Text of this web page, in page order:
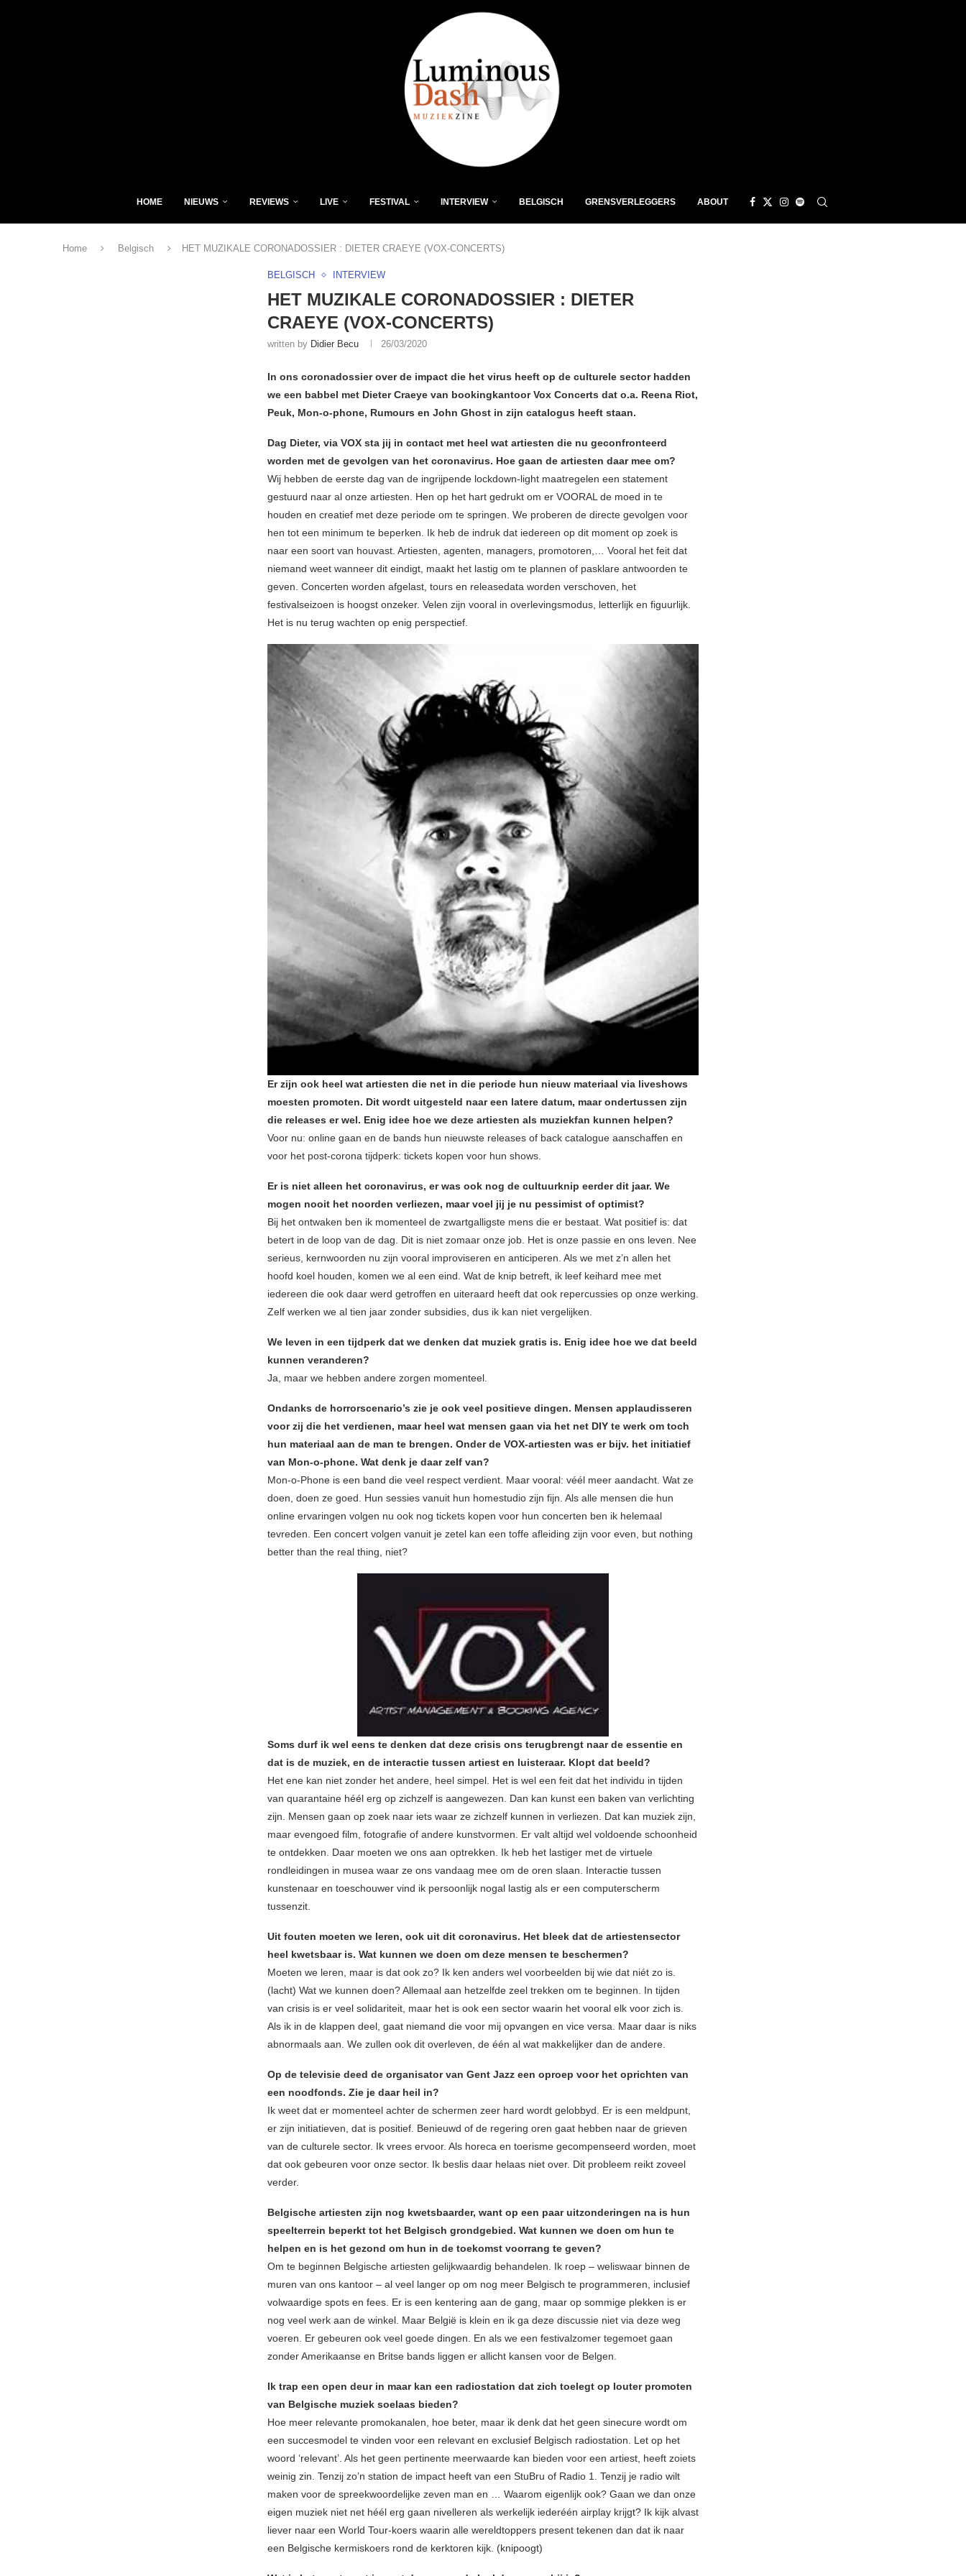
HOME NIEUWS REVIEWS LIVE FESTIVAL INTERVIEW BELGISCH GRENSVERLEGGERS ABOUT
Home Belgisch HET MUZIKALE CORONADOSSIER : DIETER CRAEYE (VOX-CONCERTS)
BELGISCH INTERVIEW
HET MUZIKALE CORONADOSSIER : DIETER
CRAEYE (VOX-CONCERTS)
written by Didier Becu 26/03/2020
In ons coronadossier over de impact die het virus heeft op de culturele sector hadden
we een babbel met Dieter Craeye van bookingkantoor Vox Concerts dat o.a. Reena Riot,
Peuk, Mon-o-phone, Rumours en John Ghost in zijn catalogus heeft staan.
Dag Dieter, via VOX sta jij in contact met heel wat artiesten die nu geconfronteerd
worden met de gevolgen van het coronavirus. Hoe gaan de artiesten daar mee om?
Wij hebben de eerste dag van de ingrijpende lockdown-light maatregelen een statement
gestuurd naar al onze artiesten. Hen op het hart gedrukt om er VOORAL de moed in te
houden en creatief met deze periode om te springen. We proberen de directe gevolgen voor
hen tot een minimum te beperken. Ik heb de indruk dat iedereen op dit moment op zoek is
naar een soort van houvast. Artiesten, agenten, managers, promotoren,… Vooral het feit dat
niemand weet wanneer dit eindigt, maakt het lastig om te plannen of pasklare antwoorden te
geven. Concerten worden afgelast, tours en releasedata worden verschoven, het
festivalseizoen is hoogst onzeker. Velen zijn vooral in overlevingsmodus, letterlijk en figuurlijk.
Het is nu terug wachten op enig perspectief.
Er zijn ook heel wat artiesten die net in die periode hun nieuw materiaal via liveshows
moesten promoten. Dit wordt uitgesteld naar een latere datum, maar ondertussen zijn
die releases er wel. Enig idee hoe we deze artiesten als muziekfan kunnen helpen?
Voor nu: online gaan en de bands hun nieuwste releases of back catalogue aanschaffen en
voor het post-corona tijdperk: tickets kopen voor hun shows.
Er is niet alleen het coronavirus, er was ook nog de cultuurknip eerder dit jaar. We
mogen nooit het noorden verliezen, maar voel jij je nu pessimist of optimist?
Bij het ontwaken ben ik momenteel de zwartgalligste mens die er bestaat. Wat positief is: dat
betert in de loop van de dag. Dit is niet zomaar onze job. Het is onze passie en ons leven. Nee
serieus, kernwoorden nu zijn vooral improviseren en anticiperen. Als we met z’n allen het
hoofd koel houden, komen we al een eind. Wat de knip betreft, ik leef keihard mee met
iedereen die ook daar werd getroffen en uiteraard heeft dat ook repercussies op onze werking.
Zelf werken we al tien jaar zonder subsidies, dus ik kan niet vergelijken.
We leven in een tijdperk dat we denken dat muziek gratis is. Enig idee hoe we dat beeld
kunnen veranderen?
Ja, maar we hebben andere zorgen momenteel.
Ondanks de horrorscenario’s zie je ook veel positieve dingen. Mensen applaudisseren
voor zij die het verdienen, maar heel wat mensen gaan via het net DIY te werk om toch
hun materiaal aan de man te brengen. Onder de VOX-artiesten was er bijv. het initiatief
van Mon-o-phone. Wat denk je daar zelf van?
Mon-o-Phone is een band die veel respect verdient. Maar vooral: véél meer aandacht. Wat ze
doen, doen ze goed. Hun sessies vanuit hun homestudio zijn fijn. Als alle mensen die hun
online ervaringen volgen nu ook nog tickets kopen voor hun concerten ben ik helemaal
tevreden. Een concert volgen vanuit je zetel kan een toffe afleiding zijn voor even, but nothing
better than the real thing, niet?
Soms durf ik wel eens te denken dat deze crisis ons terugbrengt naar de essentie en
dat is de muziek, en de interactie tussen artiest en luisteraar. Klopt dat beeld?
Het ene kan niet zonder het andere, heel simpel. Het is wel een feit dat het individu in tijden
van quarantaine héél erg op zichzelf is aangewezen. Dan kan kunst een baken van verlichting
zijn. Mensen gaan op zoek naar iets waar ze zichzelf kunnen in verliezen. Dat kan muziek zijn,
maar evengoed film, fotografie of andere kunstvormen. Er valt altijd wel voldoende schoonheid
te ontdekken. Daar moeten we ons aan optrekken. Ik heb het lastiger met de virtuele
rondleidingen in musea waar ze ons vandaag mee om de oren slaan. Interactie tussen
kunstenaar en toeschouwer vind ik persoonlijk nogal lastig als er een computerscherm
tussenzit.
Uit fouten moeten we leren, ook uit dit coronavirus. Het bleek dat de artiestensector
heel kwetsbaar is. Wat kunnen we doen om deze mensen te beschermen?
Moeten we leren, maar is dat ook zo? Ik ken anders wel voorbeelden bij wie dat niét zo is.
(lacht) Wat we kunnen doen? Allemaal aan hetzelfde zeel trekken om te beginnen. In tijden
van crisis is er veel solidariteit, maar het is ook een sector waarin het vooral elk voor zich is.
Als ik in de klappen deel, gaat niemand die voor mij opvangen en vice versa. Maar daar is niks
abnormaals aan. We zullen ook dit overleven, de één al wat makkelijker dan de andere.
Op de televisie deed de organisator van Gent Jazz een oproep voor het oprichten van
een noodfonds. Zie je daar heil in?
Ik weet dat er momenteel achter de schermen zeer hard wordt gelobbyd. Er is een meldpunt,
er zijn initiatieven, dat is positief. Benieuwd of de regering oren gaat hebben naar de grieven
van de culturele sector. Ik vrees ervoor. Als horeca en toerisme gecompenseerd worden, moet
dat ook gebeuren voor onze sector. Ik beslis daar helaas niet over. Dit probleem reikt zoveel
verder.
Belgische artiesten zijn nog kwetsbaarder, want op een paar uitzonderingen na is hun
speelterrein beperkt tot het Belgisch grondgebied. Wat kunnen we doen om hun te
helpen en is het gezond om hun in de toekomst voorrang te geven?
Om te beginnen Belgische artiesten gelijkwaardig behandelen. Ik roep – weliswaar binnen de
muren van ons kantoor – al veel langer op om nog meer Belgisch te programmeren, inclusief
volwaardige spots en fees. Er is een kentering aan de gang, maar op sommige plekken is er
nog veel werk aan de winkel. Maar België is klein en ik ga deze discussie niet via deze weg
voeren. Er gebeuren ook veel goede dingen. En als we een festivalzomer tegemoet gaan
zonder Amerikaanse en Britse bands liggen er allicht kansen voor de Belgen.
Ik trap een open deur in maar kan een radiostation dat zich toelegt op louter promoten
van Belgische muziek soelaas bieden?
Hoe meer relevante promokanalen, hoe beter, maar ik denk dat het geen sinecure wordt om
een succesmodel te vinden voor een relevant en exclusief Belgisch radiostation. Let op het
woord ‘relevant’. Als het geen pertinente meerwaarde kan bieden voor een artiest, heeft zoiets
weinig zin. Tenzij zo’n station de impact heeft van een StuBru of Radio 1. Tenzij je radio wilt
maken voor de spreekwoordelijke zeven man en … Waarom eigenlijk ook? Gaan we dan onze
eigen muziek niet net héél erg gaan nivelleren als werkelijk iederéén airplay krijgt? Ik kijk alvast
liever naar een World Tour-koers waarin alle wereldtoppers present tekenen dan dat ik naar
een Belgische kermiskoers rond de kerktoren kijk. (knipoogt)